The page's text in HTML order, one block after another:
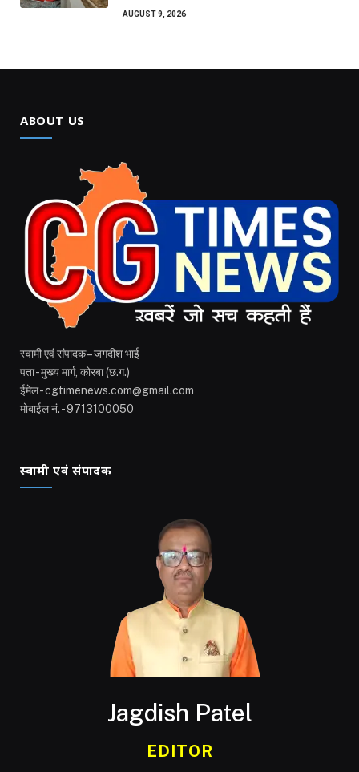
AUGUST 9, 2026
ABOUT US
स्वामी एवं संपादक – जगदीश भाई
पता - मुख्य मार्ग, कोरबा (छ.ग.)
ईमेल - cgtimenews.com@gmail.com
मोबाईल नं. - 9713100050
स्वामी एवं संपादक
Jagdish Patel
EDITOR